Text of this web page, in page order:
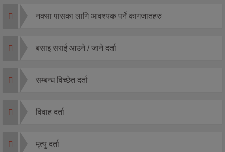
नक्सा पासका लागि आवश्यक पर्ने कागजातहरु
बसाइ सराई आउने / जाने दर्ता
सम्बन्ध विच्छेत दर्ता
विवाह दर्ता
मृत्यु दर्ता